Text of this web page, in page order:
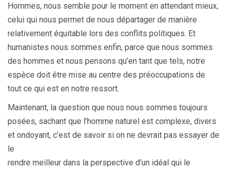
Hommes, nous semble pour le moment en attendant mieux,
celui qui nous permet de nous départager de manière
relativement équitable lors des conflits politiques. Et
humanistes nous sommes enfin, parce que nous sommes
des hommes et nous pensons qu’en tant que tels, notre
espèce doit être mise au centre des préoccupations de
tout ce qui est en notre ressort.
Maintenant, la question que nous nous sommes toujours
posées, sachant que l’homme naturel est complexe, divers
et ondoyant, c’est de savoir si on ne devrait pas essayer de
le
rendre meilleur dans la perspective d’un idéal qui le